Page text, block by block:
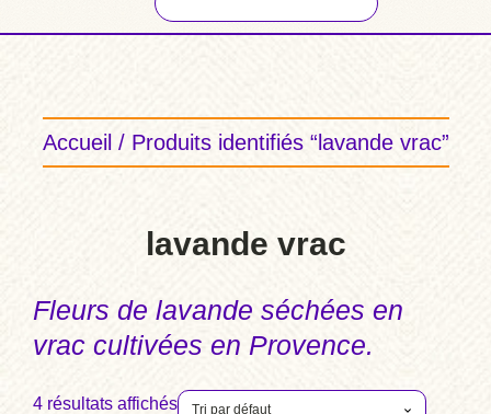
Accueil / Produits identifiés “lavande vrac”
lavande vrac
Fleurs de lavande séchées en
vrac cultivées en Provence.
4 résultats affichés